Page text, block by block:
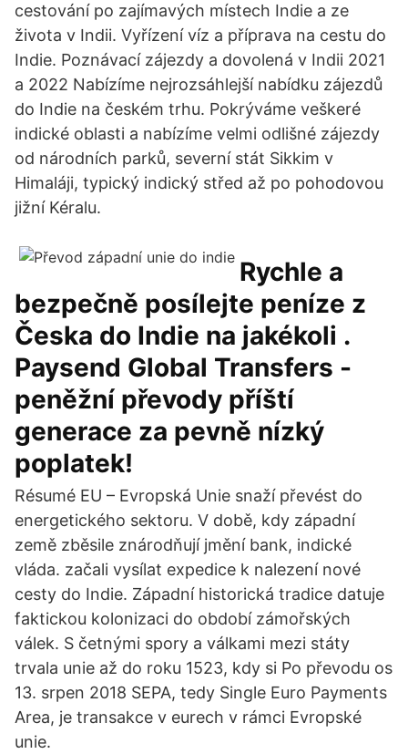
cestování po zajímavých místech Indie a ze
života v Indii. Vyřízení víz a příprava na cestu do
Indie. Poznávací zájezdy a dovolená v Indii 2021
a 2022 Nabízíme nejrozsáhlejší nabídku zájezdů
do Indie na českém trhu. Pokrýváme veškeré
indické oblasti a nabízíme velmi odlišné zájezdy
od národních parků, severní stát Sikkim v
Himaláji, typický indický střed až po pohodovou
jižní Kéralu.
Rychle a
bezpečně posílejte peníze z
Česka do Indie na jakékoli .
Paysend Global Transfers -
peněžní převody příští
generace za pevně nízký
poplatek!
Résumé EU – Evropská Unie snaží převést do
energetického sektoru. V době, kdy západní
země zběsile znárodňují jmění bank, indické
vláda. začali vysílat expedice k nalezení nové
cesty do Indie. Západní historická tradice datuje
faktickou kolonizaci do období zámořských
válek. S četnými spory a válkami mezi státy
trvala unie až do roku 1523, kdy si Po převodu os
13. srpen 2018 SEPA, tedy Single Euro Payments
Area, je transakce v eurech v rámci Evropské
unie.